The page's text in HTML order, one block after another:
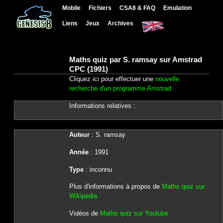
Mobile Fichiers CSA8 & FAQ Emulation
Liens Jeux Archives
Maths quiz par S. ramsay sur Amstrad
CPC (1991)
Cliquez ici pour effectuer une nouvelle
recherche d'un programme Amstrad
Informations relatives :
Auteur: S. ramsay
Année: 1991
Type: inconnu
Plus d'informations à propos de Maths quiz sur
Wikipedia
Vidéos de Maths quiz sur Youtube